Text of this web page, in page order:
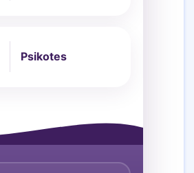
Psikotes